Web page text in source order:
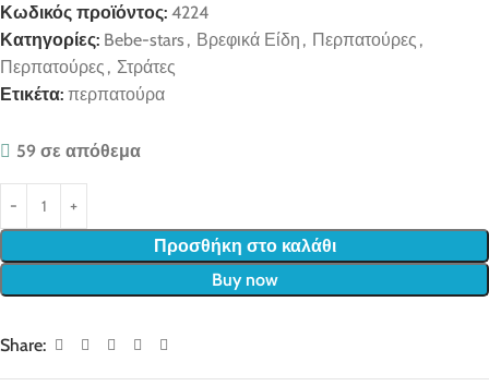
Κωδικός προϊόντος: 4224
Κατηγορίες: Bebe-stars , Βρεφικά Είδη , Περπατούρες ,
Περπατούρες , Στράτες
Ετικέτα: περπατούρα
59 σε απόθεμα
Προσθήκη στο καλάθι
Buy now
Share: